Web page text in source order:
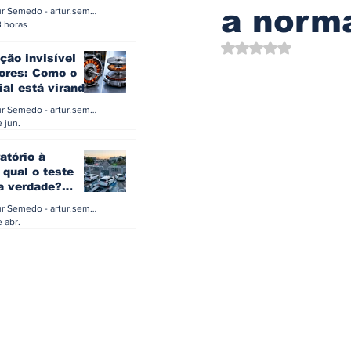
Artur Semedo - artur.semedo@publiracing.pt
horas
invisível
Como o
está virando
Artur Semedo - artur.semedo@publiracing.pt
jun.
à
qual o teste
verdade?
Artur Semedo - artur.semedo@publiracing.pt
abr.
Combustíveis e
a
Avaliado com NaN